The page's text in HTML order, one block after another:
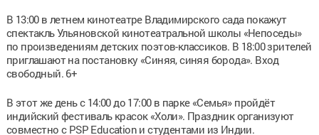
В 13:00 в летнем кинотеатре Владимирского сада покажут
спектакль Ульяновской кинотеатральной школы «Непоседы»
по произведениям детских поэтов-классиков. В 18:00 зрителей
приглашают на постановку «Синяя, синяя борода». Вход
свободный. 6+
В этот же день с 14:00 до 17:00 в парке «Семья» пройдёт
индийский фестиваль красок «Холи». Праздник организуют
совместно с PSP Education и студентами из Индии.